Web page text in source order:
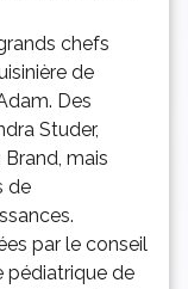
chefs
de
Des
Studer,
mais
de
par le conseil
pédiatrique de